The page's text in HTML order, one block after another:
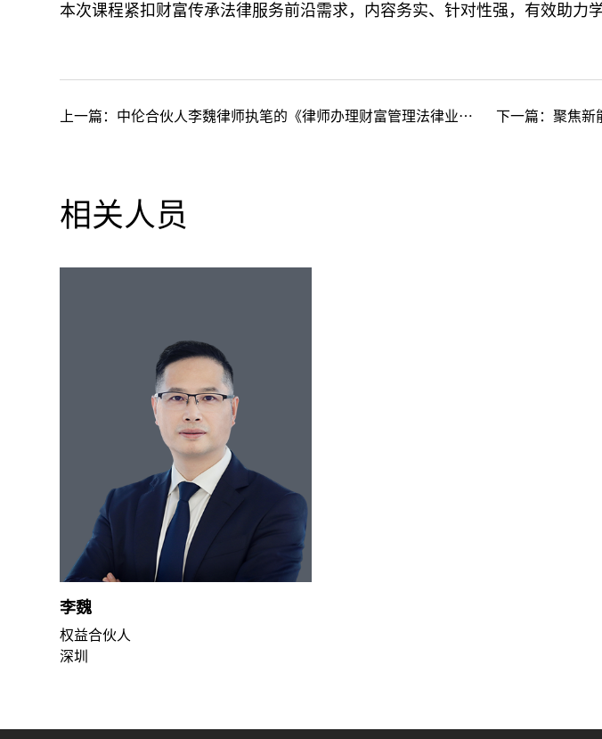
本次课程紧扣财富传承法律服务前沿需求，内容务实、针对性强，有效助力
上一篇： 中伦合伙人李魏律师执笔的《律师办理财富管理法律业务操作指引》获官方发布 下一篇： 聚焦新
相关人员
李魏
权益合伙人
深圳